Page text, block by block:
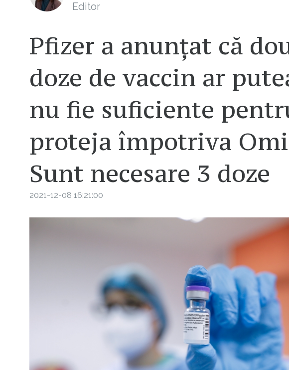
Editor
Pfizer a anunțat că
doze de vaccin ar
nu fie suficiente
proteja împotriva
Sunt necesare 3 doze
2021-12-08 16:21:00